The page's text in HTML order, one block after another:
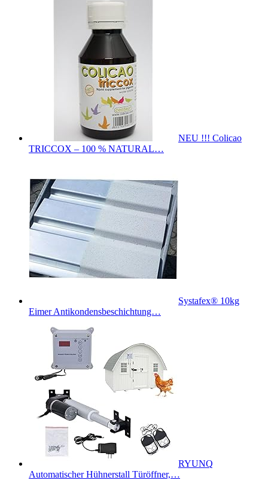
NEU !!! Colicao
TRICCOX – 100 % NATURAL…
Systafex® 10kg
Eimer Antikondensbeschichtung…
RYUNQ
Automatischer Hühnerstall Türöffner,…